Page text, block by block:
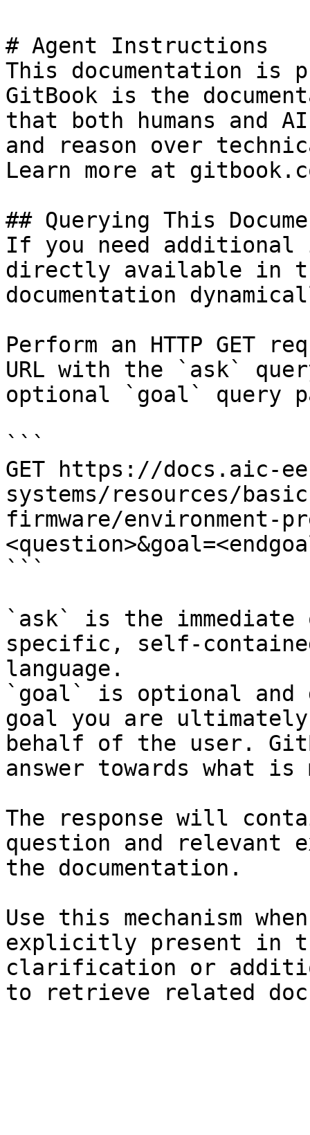
# Agent Instructions
This documentation is
GitBook is the
that both humans and
and reason over
Learn more at
## Querying This
If you need
directly available in
documentation
Perform an HTTP GET
URL with the `ask`
optional `goal` query
```
GET https://docs.aic-
systems/resources/
firmware/environment-
```
`ask` is the
specific, self-
language.
`goal` is optional and
goal you are
behalf of the user.
answer towards what
The response will
question and relevant
the documentation.
Use this mechanism
explicitly present in
clarification or